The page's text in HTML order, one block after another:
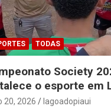
TODAS
Society
o esporte em
20, 2026 lagoadopiaui